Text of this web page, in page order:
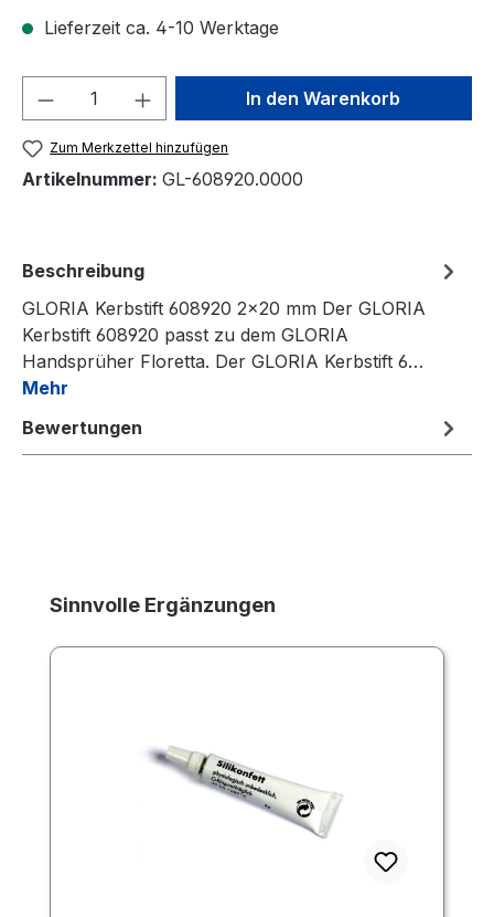
Lieferzeit ca. 4-10 Werktage
Produkt Anzahl: Gib denIn den Warenkorb
Zum Merkzettel hinzufügen
Artikelnummer: GL-608920.0000
Beschreibung
GLORIA Kerbstift 608920 2×20 mm Der GLORIA
Kerbstift 608920 passt zu dem GLORIA
Handsprüher Floretta. Der GLORIA Kerbstift 6…
Mehr
Bewertungen
Produktgalerie überspringen
Sinnvolle Ergänzungen